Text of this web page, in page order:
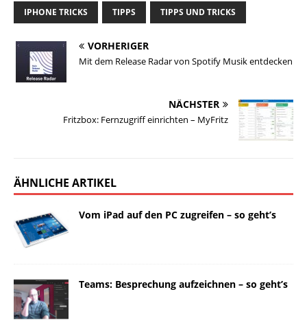
IPHONE TRICKS TIPPS TIPPS UND TRICKS
VORHERIGER
Mit dem Release Radar von Spotify Musik entdecken
NÄCHSTER
Fritzbox: Fernzugriff einrichten – MyFritz
ÄHNLICHE ARTIKEL
Vom iPad auf den PC zugreifen – so geht’s
Teams: Besprechung aufzeichnen – so geht’s